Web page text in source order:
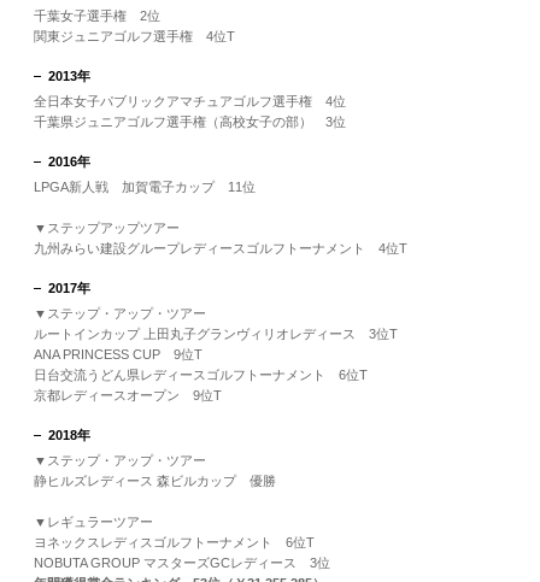
千葉女子選手権 2位
関東ジュニアゴルフ選手権 4位T
2013年
全日本女子パブリックアマチュアゴルフ選手権 4位
千葉県ジュニアゴルフ選手権（高校女子の部） 3位
2016年
LPGA新人戦 加賀電子カップ 11位
▼ステップアップツアー
九州みらい建設グループレディースゴルフトーナメント 4位T
2017年
▼ステップ・アップ・ツアー
ルートインカップ 上田丸子グランヴィリオレディース 3位T
ANA PRINCESS CUP 9位T
日台交流うどん県レディースゴルフトーナメント 6位T
京都レディースオープン 9位T
2018年
▼ステップ・アップ・ツアー
静ヒルズレディース 森ビルカップ 優勝
▼レギュラーツアー
ヨネックスレディスゴルフトーナメント 6位T
NOBUTA GROUP マスターズGCレディース 3位